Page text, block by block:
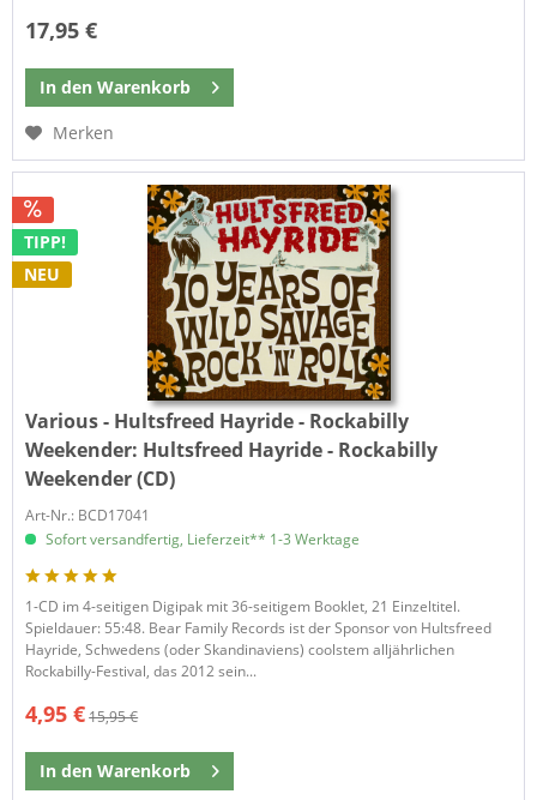
17,95 €
In den Warenkorb
Merken
TIPP!
NEU
Various - Hultsfreed Hayride - Rockabilly
Weekender: Hultsfreed Hayride - Rockabilly
Weekender (CD)
Art-Nr.: BCD17041
Sofort versandfertig, Lieferzeit** 1-3 Werktage
1-CD im 4-seitigen Digipak mit 36-seitigem Booklet, 21 Einzeltitel.
Spieldauer: 55:48. Bear Family Records ist der Sponsor von Hultsfreed
Hayride, Schwedens (oder Skandinaviens) coolstem alljährlichen
Rockabilly-Festival, das 2012 sein...
4,95 €15,95 €
In den Warenkorb